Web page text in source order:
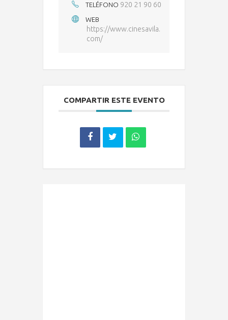
TELÉFONO 920 21 90 60
WEB
https://www.cinesavila.
com/
COMPARTIR ESTE EVENTO